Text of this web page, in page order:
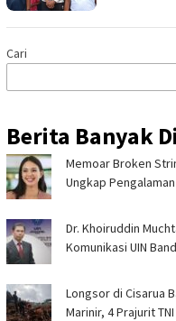
Cari
Berita Banyak
Memoar Broken
Ungkap
Dr. Khoiruddin
Komunikasi UIN
Longsor di Cisarua
Marinir, 4 Prajurit